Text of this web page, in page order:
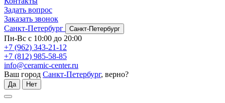
Задать вопрос
Заказать звонок
Санкт-Петербург
Санкт-Петербург
Пн-Вс с 10:00 до 20:00
+7 (962) 343-21-12
+7 (812) 985-58-85
info@ceramic-center.ru
Ваш город Санкт-Петербург, верно?
Да Нет